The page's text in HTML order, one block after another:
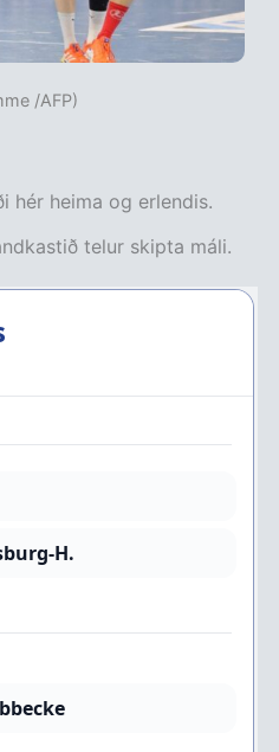
/AFP)
hér heima og erlendis.
telur skipta máli.